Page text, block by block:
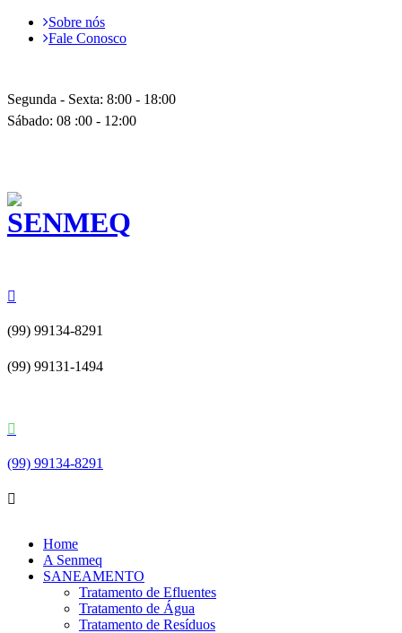
Sobre nós
Fale Conosco
Segunda - Sexta: 8:00 - 18:00
Sábado: 08 :00 - 12:00
(99) 99134-8291
(99) 99131-1494
(99) 99134-8291
Home
A Senmeq
SANEAMENTO
Tratamento de Efluentes
Tratamento de Água
Tratamento de Resíduos